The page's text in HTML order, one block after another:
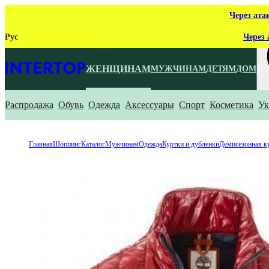
Через
Рус Через
ЖЕНЩИНАММУЖЧИНАМДЕТЯМДОМ
Распродажа Обувь Одежда Аксессуары Спорт Косметика
ГлавнаяШоппингКаталогМужчинамОдеждаКуртки и дубленкиДемисезонная